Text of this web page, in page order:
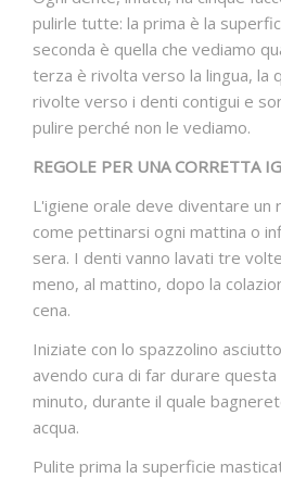
pulirle tutte: la prima è la
seconda è quella che vediamo
terza è rivolta verso la lingua, la
rivolte verso i denti contigui e
pulire perché non le vediamo.
REGOLE PER UNA CORRETTA
L'igiene orale deve diventare un
come pettinarsi ogni mattina o
sera. I denti vanno lavati tre
meno, al mattino, dopo la
cena.
Iniziate con lo spazzolino
avendo cura di far durare
minuto, durante il quale
acqua.
Pulite prima la superficie